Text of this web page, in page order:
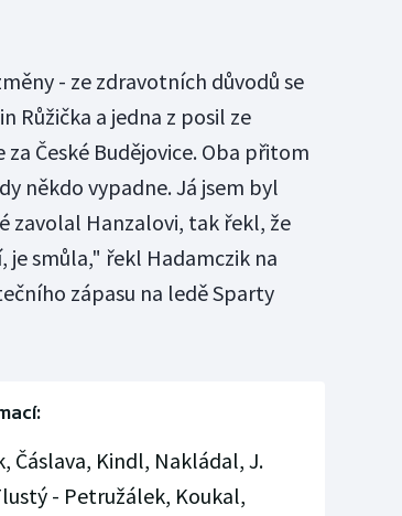
- ze zdravotních důvodů se
Růžička a jedna z posil ze
České Budějovice. Oba přitom
někdo vypadne. Já jsem byl
zavolal Hanzalovi, tak řekl, že
smůla," řekl Hadamczik na
zápasu na ledě Sparty
Čáslava, Kindl, Nakládal, J.
- Petružálek, Koukal,